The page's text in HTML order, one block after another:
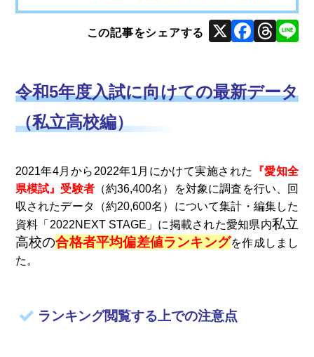
X
令和5年度入試に向けての最新データ
（私立高校編）
2021年4月から2022年1月にかけて実施された
『愛知全
県模試』受験者（約36,400名）を対象に調査を行い、回
収されたデータ（約20,600名）について集計・編集した
資料「2022NEXT STAGE」に掲載された愛知県内私立
高校の合格者平均偏差値ランキングを作成しまし
た。
ランキング閲覧する上での注意点